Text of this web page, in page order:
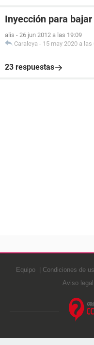
Inyección para
alis - 26 jun 2012 a las 19:09
Caraleya - 15 may 2020 a las
23 respuestas
Equipo Condiciones de
Aviso legal